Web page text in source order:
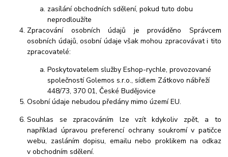
zasílání obchodních sdělení, pokud tuto dobu
neprodloužíte
Zpracování osobních údajů je prováděno Správcem
osobních údajů, osobní údaje však mohou zpracovávat i tito
zpracovatelé:
Poskytovatelem služby Eshop-rychle, provozované
společností Golemos s.r.o., sídlem Zátkovo nábřeží
448/73, 370 01, České Budějovice
Osobní údajenebudou předány mimo území EU.
Souhlas se zpracováním lze vzít kdykoliv zpět, a to
například úpravou preferencí ochrany soukromí v patičce
webu, zasláním dopisu, emailu nebo proklikem na odkaz
v obchodním sdělení.